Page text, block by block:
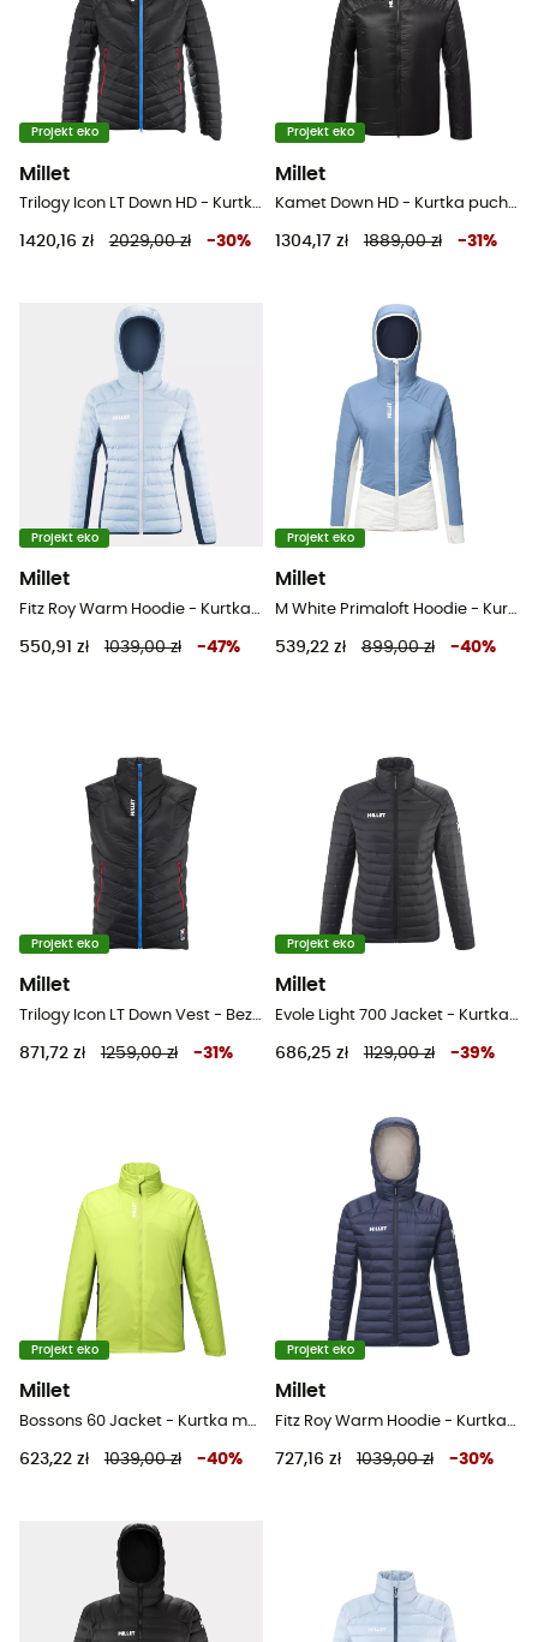
Projekt eko
Millet
Trilogy Icon LT Down HD - Kurtka puchowa meski
1420,16 zł 2029,00 zł -30%
Projekt eko
Millet
Kamet Down HD - Kurtka puchowa meski
1304,17 zł 1889,00 zł -31 %
Projekt eko
Millet
Fitz Roy Warm Hoodie - Kurtka damski
550,91 zł 1039,00 zł -47%
Projekt eko
Millet
M White Primaloft Hoodie - Kurtka damski
539,22 zł 899,00 zł -40%
Projekt eko
Millet
Trilogy Icon LT Down Vest - Bezrękawnik puchowy męski
871,72 zł 1259,00 zł -31 %
Projekt eko
Millet
Evole Light 700 Jacket - Kurtka damski
686,25 zł 1129,00 zł -39%
Projekt eko
Millet
Bossons 60 Jacket - Kurtka męski
623,22 zł 1039,00 zł -40%
Projekt eko
Millet
Fitz Roy Warm Hoodie - Kurtka damski
727,16 zł 1039,00 zł -30%